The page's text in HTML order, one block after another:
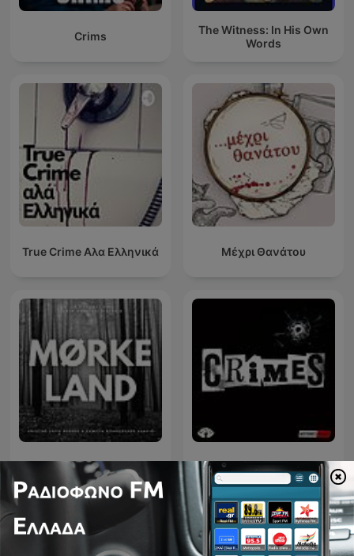
Crims
The Witness: In His Own
Words
True Crime Αλα Ελληνικά Μέχρι Θανάτου
Mørkeland CRIMES • Histoires Vraies